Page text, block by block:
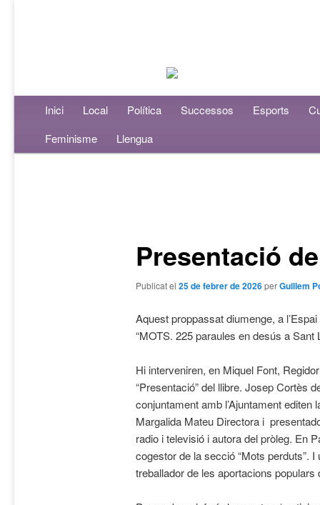
Menú principalAneu al contingut principal
Aneu al contingut secundari
Inici Local Política Successos Esports
Feminisme
Llengua
Presentació
Publicat el 25 de febrer de 2026perGuillem
Aquest proppassat diumenge, a
“MOTS. 225 paraules en desús a Sant
Hi interveniren, en Miquel Font,
“Presentació” del llibre. Josep Cortès
conjuntament amb l’Ajuntament editen
Margalida Mateu Directora i
radio i televisió i autora del pròleg. En
cogestor de la secció “Mots perduts”.
treballador de les aportacions populars